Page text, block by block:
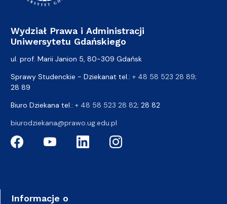
Wydział Prawa i Administracji
Uniwersytetu Gdańskiego
ul. prof. Marii Janion 5, 80-309 Gdańsk
Sprawy Studenckie - Dziekanat tel.: + 48 58 523 28 89;
28 89
Biuro Dziekana tel.: + 48 58 523 28 82; 28 82
biurodziekana@prawo.ug.edu.pl
Informacje o